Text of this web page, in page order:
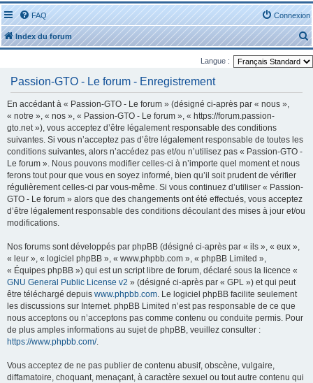
FAQ Connexion
Index du forum
e
c
Langue :
Passion-GTO - Le forum - Enregistrement
En accédant à « Passion-GTO - Le forum » (désigné ci-après par « nous »,
« notre », « nos », « Passion-GTO - Le forum », « https://forum.passion-
gto.net »), vous acceptez d’être légalement responsable des conditions
suivantes. Si vous n’acceptez pas d’être légalement responsable de toutes les
conditions suivantes, alors n’accédez pas et/ou n’utilisez pas « Passion-GTO -
Le forum ». Nous pouvons modifier celles-ci à n’importe quel moment et nous
ferons tout pour que vous en soyez informé, bien qu’il soit prudent de vérifier
régulièrement celles-ci par vous-même. Si vous continuez d’utiliser « Passion-
GTO - Le forum » alors que des changements ont été effectués, vous acceptez
d’être légalement responsable des conditions découlant des mises à jour et/ou
modifications.
Nos forums sont développés par phpBB (désigné ci-après par « ils », « eux »,
« leur », « logiciel phpBB », « www.phpbb.com », « phpBB Limited »,
« Équipes phpBB ») qui est un script libre de forum, déclaré sous la licence «
GNU General Public License v2 » (désigné ci-après par « GPL ») et qui peut
être téléchargé depuis www.phpbb.com. Le logiciel phpBB facilite seulement
les discussions sur Internet. phpBB Limited n’est pas responsable de ce que
nous acceptons ou n’acceptons pas comme contenu ou conduite permis. Pour
de plus amples informations au sujet de phpBB, veuillez consulter :
https://www.phpbb.com/.
Vous acceptez de ne pas publier de contenu abusif, obscène, vulgaire,
diffamatoire, choquant, menaçant, à caractère sexuel ou tout autre contenu qui